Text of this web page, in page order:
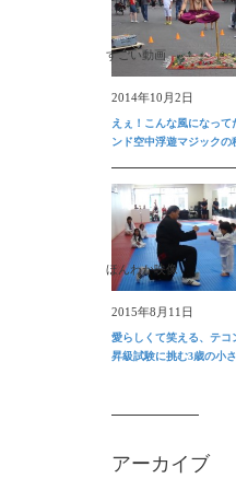
すごい動画
2014年10月2日
えぇ！こんな風になって
ンド空中浮遊マジックの
ほんわか映像
2015年8月11日
愛らしくて笑える、テコ
昇級試験に挑む3歳の小さ
アーカイブ